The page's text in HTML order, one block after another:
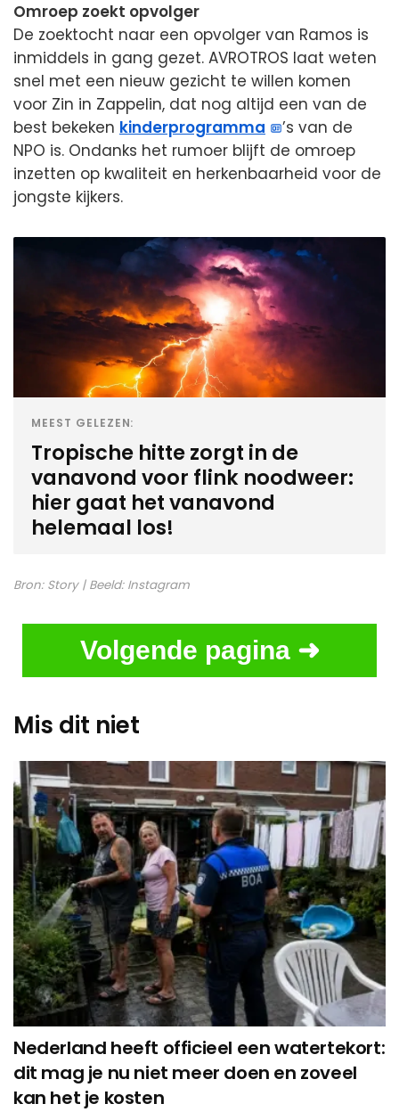
Omroep zoekt opvolger
De zoektocht naar een opvolger van Ramos is
inmiddels in gang gezet. AVROTROS laat weten
snel met een nieuw gezicht te willen komen
voor Zin in Zappelin, dat nog altijd een van de
best bekeken kinderprogramma
’s van de
NPO is. Ondanks het rumoer blijft de omroep
inzetten op kwaliteit en herkenbaarheid voor de
jongste kijkers.
MEEST GELEZEN:
Tropische hitte zorgt in de
vanavond voor flink noodweer:
hier gaat het vanavond
helemaal los!
Bron: Story| Beeld: Instagram
Volgende pagina ➜
Mis dit niet
Nederland heeft officieel een watertekort:
dit mag je nu niet meer doen en zoveel
kan het je kosten